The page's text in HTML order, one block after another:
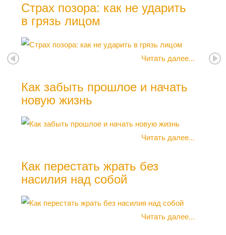
Страх позора: как не ударить
в грязь лицом
Читать далее...
Как забыть прошлое и начать
новую жизнь
Читать далее...
Как перестать жрать без
насилия над собой
Читать далее...